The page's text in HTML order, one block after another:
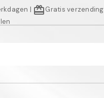
| redeemGratis verzending